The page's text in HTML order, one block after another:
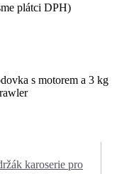
plátci DPH)
s motorem a 3 kg
karoserie pro